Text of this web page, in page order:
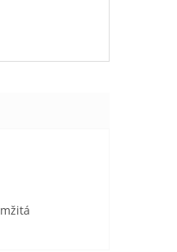
obchodu je 5 z 5 hvězdiček.